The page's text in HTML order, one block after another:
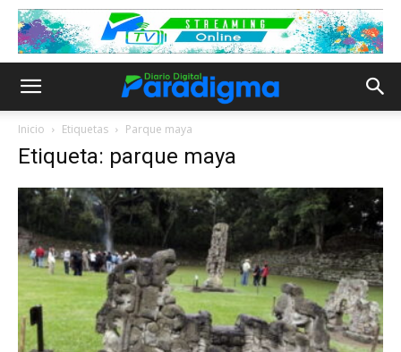
Inicio Etiquetas Parque maya
Etiqueta: parque maya